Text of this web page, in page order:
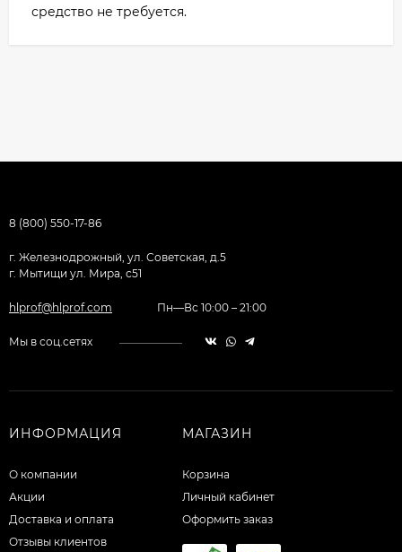
средство не требуется.
8 (800) 550-17-86
г. Железнодрожный, ул. Советская, д.5
г. Мытищи ул. Мира, с51
hlprof@hlprof.com Пн—Вс 10:00 – 21:00
Мы в соц.сетях
ИНФОРМАЦИЯ
О компании
Акции
Доставка и оплата
Отзывы клиентов
МАГАЗИН
Корзина
Личный кабинет
Оформить заказ